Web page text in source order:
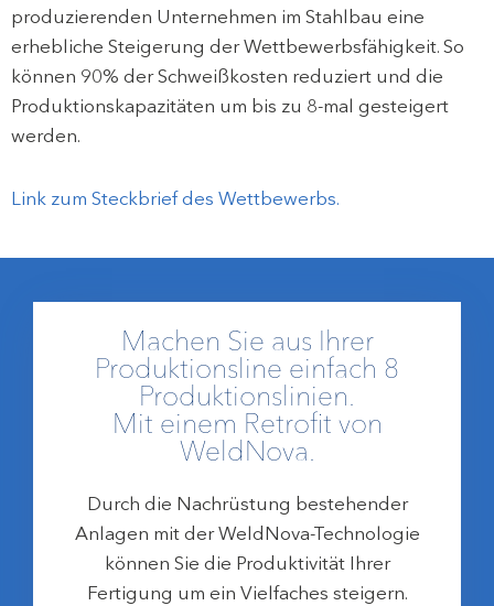
produzierenden Unternehmen im Stahlbau eine
erhebliche Steigerung der Wettbewerbsfähigkeit. So
können 90% der Schweißkosten reduziert und die
Produktionskapazitäten um bis zu 8-mal gesteigert
werden.
Link zum Steckbrief des Wettbewerbs.
Machen Sie aus Ihrer
Produktionsline einfach 8
Produktionslinien.
Mit einem Retrofit von
WeldNova.
Durch die Nachrüstung bestehender
Anlagen mit der WeldNova-Technologie
können Sie die Produktivität Ihrer
Fertigung um ein Vielfaches steigern.